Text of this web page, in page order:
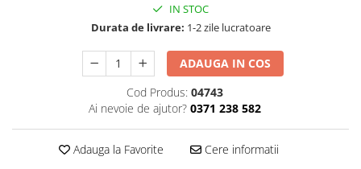
Scania R S G P Next Generation
Volvo FH 3 Euro 5
IN STOC
Durata de livrare: 1-2 zile lucratoare
ADAUGA IN COS
Cod Produs: 04743
Ai nevoie de ajutor? 0371 238 582
Adauga la Favorite Cere informatii